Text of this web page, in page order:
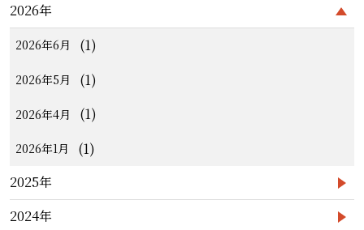
2026年
2026年6月 (1)
2026年5月 (1)
2026年4月 (1)
2026年1月
(1)
2025年
2024年